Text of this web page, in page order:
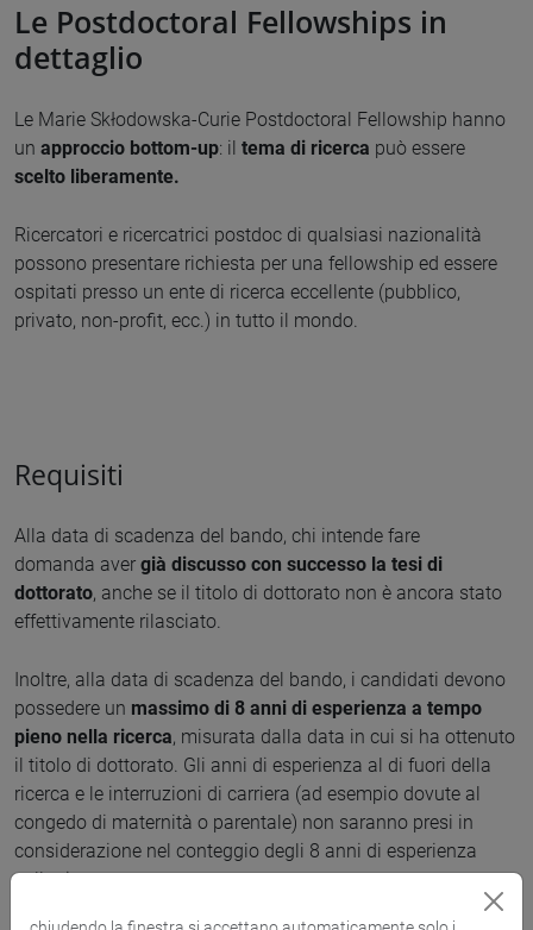
Le Postdoctoral Fellowships in
dettaglio
Le Marie Skłodowska-Curie Postdoctoral Fellowship hanno
un approccio bottom-up: il tema di ricerca può essere
scelto liberamente.
Ricercatori e ricercatrici postdoc di qualsiasi nazionalità
possono presentare richiesta per una fellowship ed essere
ospitati presso un ente di ricerca eccellente (pubblico,
privato, non-profit, ecc.) in tutto il mondo.
Requisiti
Alla data di scadenza del bando, chi intende fare
domanda aver già discusso con successo la tesi di
dottorato, anche se il titolo di dottorato non è ancora stato
effettivamente rilasciato.
Inoltre, alla data di scadenza del bando, i candidati devono
possedere un massimo di 8 anni di esperienza a tempo
pieno nella ricerca, misurata dalla data in cui si ha ottenuto
il titolo di dottorato. Gli anni di esperienza al di fuori della
ricerca e le interruzioni di carriera (ad esempio dovute al
congedo di maternità o parentale) non saranno presi in
considerazione nel conteggio degli 8 anni di esperienza
nella ricerca.